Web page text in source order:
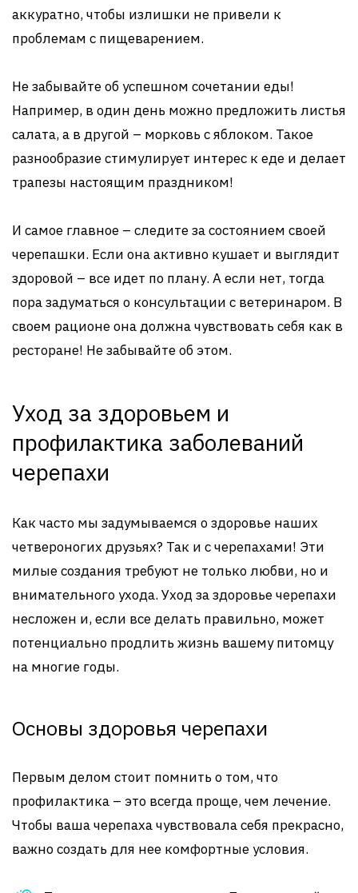
аккуратно, чтобы излишки не привели к
проблемам с пищеварением.
Не забывайте об успешном сочетании еды!
Например, в один день можно предложить листья
салата, а в другой – морковь с яблоком. Такое
разнообразие стимулирует интерес к еде и делает
трапезы настоящим праздником!
И самое главное – следите за состоянием своей
черепашки. Если она активно кушает и выглядит
здоровой – все идет по плану. А если нет, тогда
пора задуматься о консультации с ветеринаром. В
своем рационе она должна чувствовать себя как в
ресторане! Не забывайте об этом.
Уход за здоровьем и
профилактика заболеваний
черепахи
Как часто мы задумываемся о здоровье наших
четвероногих друзьях? Так и с черепахами! Эти
милые создания требуют не только любви, но и
внимательного ухода. Уход за здоровье черепахи
несложен и, если все делать правильно, может
потенциально продлить жизнь вашему питомцу
на многие годы.
Основы здоровья черепахи
Первым делом стоит помнить о том, что
профилактика – это всегда проще, чем лечение.
Чтобы ваша черепаха чувствовала себя прекрасно,
важно создать для нее комфортные условия.